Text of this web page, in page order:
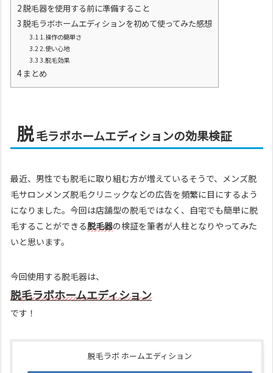
2脱毛器を使用する前に準備すること
3 脱毛ラボホームエディションを初めて使ってみた感想
3.1 1.操作の簡単さ
3.2 2.使い心地
3.3 3.脱毛効果
4まとめ
脱毛ラボホームエディションの効果検証
最近、男性でも脱毛に取り組む方が増えているそうで、メンズ脱
毛サロンメンズ脱毛クリニックなどの広告を頻繁に目にするよう
になりました。今回は店舗型の脱毛ではなく、自宅でも簡単に脱
毛することができる脱毛器の検証を筆者が人柱となりやってみた
いと思います。
今回使用する脱毛器は、
脱毛ラボホームエディション
です！
脱毛ラボ ホームエディション